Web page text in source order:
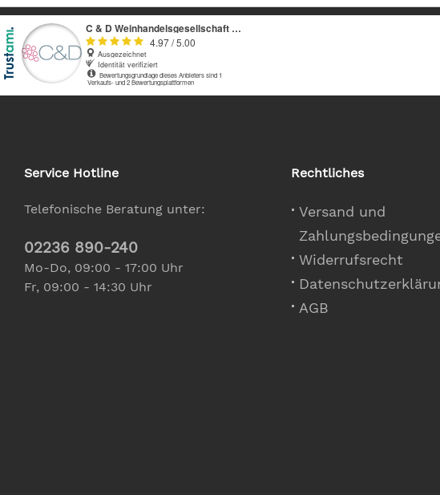
Service Hotline
Telefonische Beratung unter:
02236 890-240
Mo-Do, 09:00 - 17:00 Uhr
Fr, 09:00 - 14:30 Uhr
Rechtliches
Versand und
Widerrufsrecht
AGB